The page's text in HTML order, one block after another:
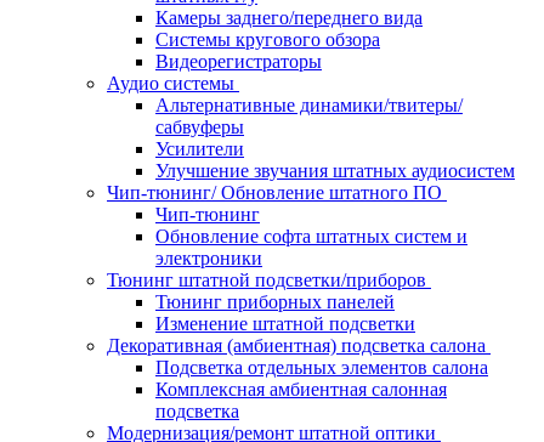
Камеры заднего/переднего вида
Системы кругового обзора
Видеорегистраторы
Аудио системы
Альтернативные динамики/твитеры/
сабвуферы
Усилители
Улучшение звучания штатных аудиосистем
Чип-тюнинг/ Обновление штатного ПО
Чип-тюнинг
Обновление софта штатных систем и
электроники
Тюнинг штатной подсветки/приборов
Тюнинг приборных панелей
Изменение штатной подсветки
Декоративная (амбиентная) подсветка салона
Подсветка отдельных элементов салона
Комплексная амбиентная салонная
подсветка
Модернизация/ремонт штатной оптики